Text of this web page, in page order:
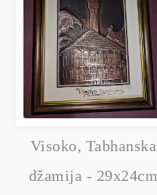
Visoko, Tabhanska
džamija - 29x24cm